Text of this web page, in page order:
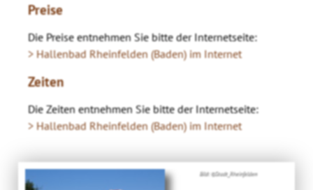
Preise
Die Preise entnehmen Sie bitte der Internetseite:
> Hallenbad Rheinfelden (Baden) im Internet
Zeiten
Die Zeiten entnehmen Sie bitte der Internetseite:
> Hallenbad Rheinfelden (Baden) im Internet
Bild: ©Stadt_Rheinfelden